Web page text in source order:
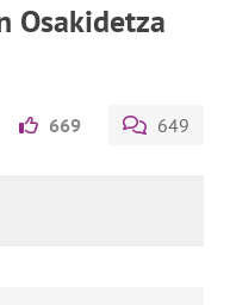
Osakidetza
669 649